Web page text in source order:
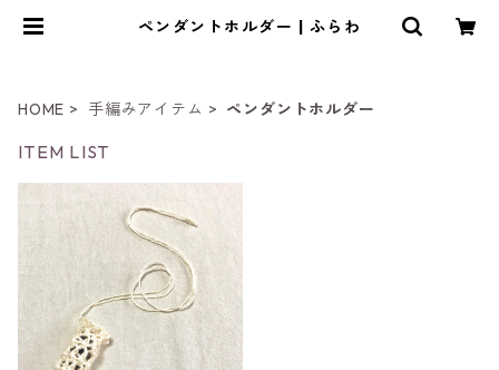
ペンダントホルダー | ふらわ
HOME 手編みアイテム ペンダントホルダー
ITEM LIST